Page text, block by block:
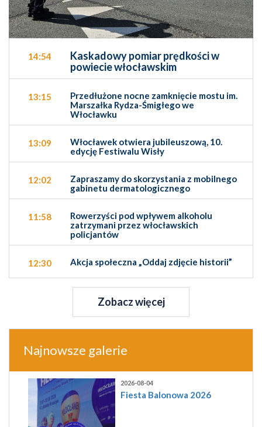
14:54
Kaskadowy pomiar prędkości w
powiecie włocławskim
13:15
Przedłużone nocne zamknięcie mostu im.
Marszałka Rydza-Śmigłego we
Włocławku
13:09
Włocławek otwiera jubileuszową, 10.
edycję Festiwalu Wisły
12:02
Zapraszamy do skorzystania z mobilnego
gabinetu dermatologicznego
11:58
Rowerzyści pod wpływem alkoholu
zatrzymani przez włocławskich
policjantów
12:30 Akcja społeczna „Oddaj zdjęcie historii”
Zobacz więcej
Najnowsze galerie
2026-08-04
Fiesta Balonowa 2026